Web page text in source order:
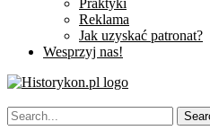
Praktyki
Reklama
Jak uzyskać patronat?
Wesprzyj nas!